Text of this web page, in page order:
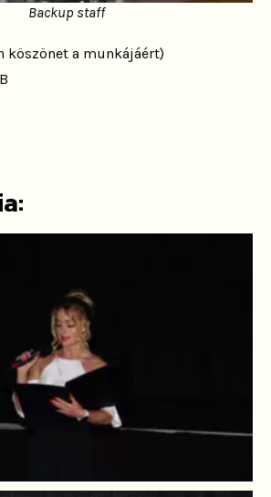
Backup staff
köszönet a munkájáért)